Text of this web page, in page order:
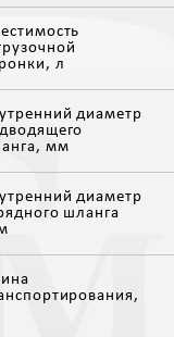
л
диаметр
мм
диаметр
шланга